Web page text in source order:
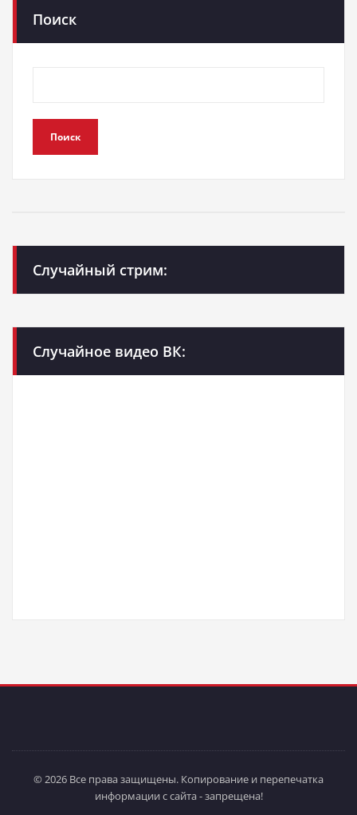
Поиск
Поиск
Случайный стрим:
Случайное видео ВК:
© 2026 Все права защищены. Копирование и перепечатка
информации с сайта - запрещена!